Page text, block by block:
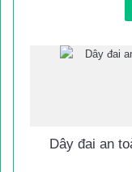
Dây đai an